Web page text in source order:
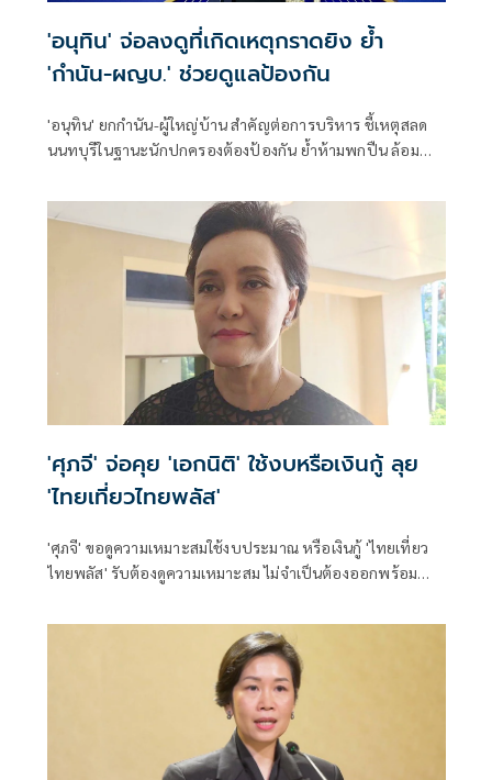
'อนุทิน' จ่อลงดูที่เกิดเหตุกราดยิง ย้ำ
'กำนัน-ผญบ.' ช่วยดูแลป้องกัน
'อนุทิน' ยกกำนัน-ผู้ใหญ่บ้าน สำคัญต่อการบริหาร ชี้เหตุสลด
นนทบุรีในฐานะนักปกครองต้องป้องกัน ย้ำห้ามพกปืน ล้อม
ที่เกิดเหตุ
'ศุภจี' จ่อคุย 'เอกนิติ' ใช้งบหรือเงินกู้ ลุย
'ไทยเที่ยวไทยพลัส'
'ศุภจี' ขอดูความเหมาะสมใช้งบประมาณ หรือเงินกู้ 'ไทยเที่ยว
ไทยพลัส' รับต้องดูความเหมาะสม ไม่จำเป็นต้องออกพร้อม